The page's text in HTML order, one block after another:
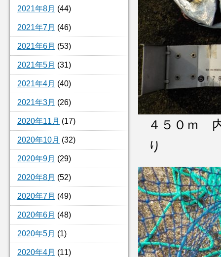
2021年8月 (44)
2021年7月 (46)
2021年6月 (53)
2021年5月 (31)
2021年4月 (40)
2021年3月 (26)
2020年11月 (17)
2020年10月 (32)
2020年9月 (29)
2020年8月 (52)
2020年7月 (49)
2020年6月 (48)
2020年5月 (1)
2020年4月 (11)
４５０ｍ
り